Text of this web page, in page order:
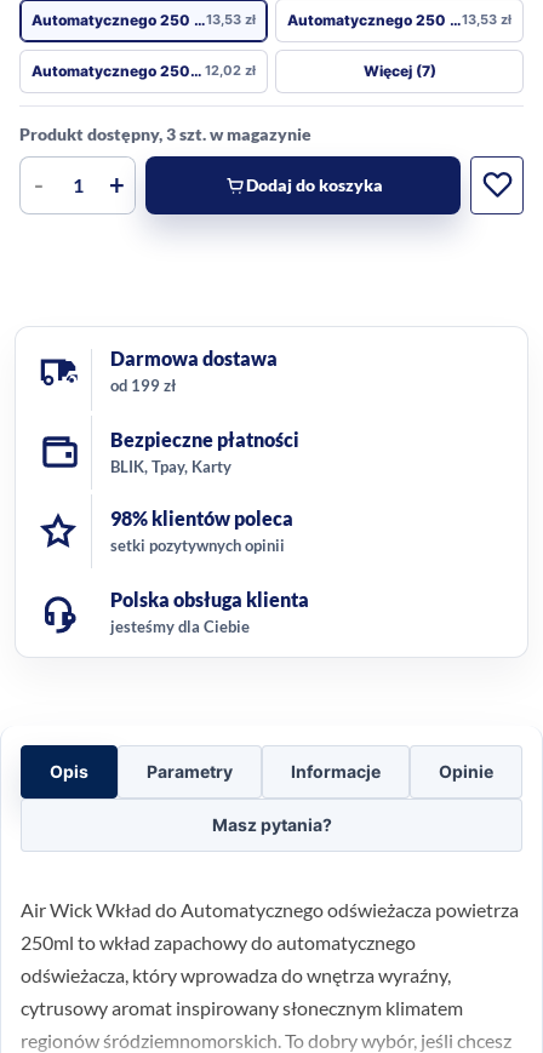
Automatycznego 250 ml13,53 zł Automatycznego 250 ml13,53 zł
Automatycznego 250 ml 12,02 zł Więcej (7)
Produkt dostępny, 3 szt. w magazynie
- + Dodaj do koszyka
Darmowa dostawa
od 199 zł
Bezpieczne płatności
BLIK, Tpay, Karty
98% klientów poleca
setki pozytywnych opinii
Polska obsługa klienta
jesteśmy dla Ciebie
Opis Parametry Informacje Opinie
Masz pytania?
Air Wick Wkład do Automatycznego odświeżacza powietrza
250ml to wkład zapachowy do automatycznego
odświeżacza, który wprowadza do wnętrza wyraźny,
cytrusowy aromat inspirowany słonecznym klimatem
regionów śródziemnomorskich. To dobry wybór, jeśli chcesz